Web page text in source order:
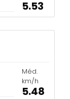
5.53
Méd.
km/h
5.48